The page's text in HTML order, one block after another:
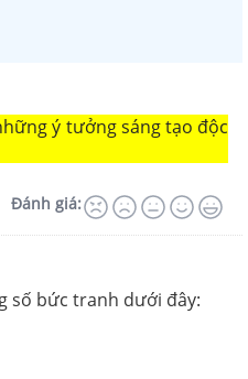
ý tưởng sáng tạo độc
Đánh giá:
số bức tranh dưới đây: